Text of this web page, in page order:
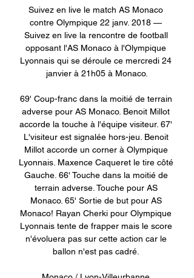
Suivez en live le match AS Monaco
contre Olympique 22 janv. 2018 —
Suivez en live la rencontre de football
opposant l'AS Monaco à l'Olympique
Lyonnais qui se déroule ce mercredi 24
janvier à 21h05 à Monaco.
69' Coup-franc dans la moitié de terrain
adverse pour AS Monaco. Benoit Millot
accorde la touche à l'équipe visiteur. 67'
L'visiteur est signalée hors-jeu. Benoit
Millot accorde un corner à Olympique
Lyonnais. Maxence Caqueret le tire côté
Gauche. 66' Touche dans la moitié de
terrain adverse. Touche pour AS
Monaco. 65' Sortie de but pour AS
Monaco! Rayan Cherki pour Olympique
Lyonnais tente de frapper mais le score
n'évoluera pas sur cette action car le
ballon n'est pas cadré.